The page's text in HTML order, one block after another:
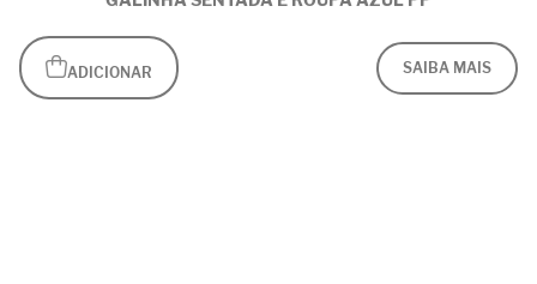
ADICIONAR SAIBA MAIS